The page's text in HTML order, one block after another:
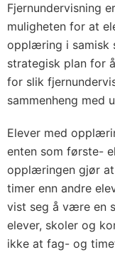
Fjernundervisning
muligheten for at
opplæring i samisk
strategisk plan for
for slik
sammenheng med
Elever med
enten som første-
opplæringen gjør
timer enn andre
vist seg å være en
elever, skoler og
ikke at fag- og